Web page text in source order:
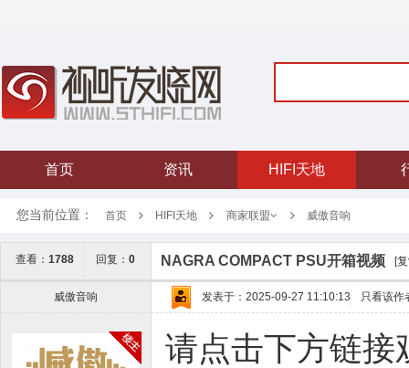
首页 资讯 HIFI天地
您当前位置： 首页 HIFI天地 商家联盟 威傲音响
查看：1788 回复：0
威傲音响
NAGRA COMPACT PSU开箱视频 [
发表于：2025-09-27 11:10:13 只看该作
请点击下方链接